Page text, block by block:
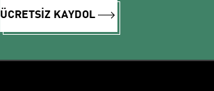
ÜCRETSİZ KAYDOL